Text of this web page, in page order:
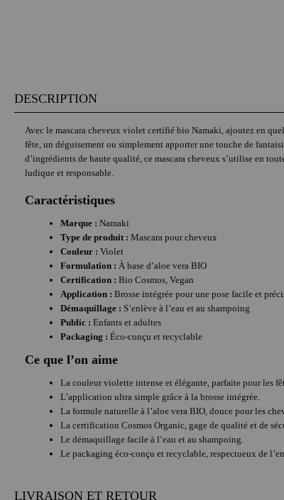
DESCRIPTION
Avec le mascara cheveux violet certifié bio Namaki, ajoutez en
fête, un déguisement ou simplement apporter une touche de
d’ingrédients de haute qualité, ce mascara cheveux s’utilise en
ludique et responsable.
Caractéristiques
Marque : Namaki
Type de produit : Mascara pour cheveux
Couleur : Violet
Formulation : À base d’aloe vera BIO
Certification : Bio Cosmos, Vegan
Application : Brosse intégrée pour une pose facile et
Démaquillage : S’enlève à l’eau et au shampoing
Public : Enfants et adultes
Packaging : Éco-conçu et recyclable
Ce que l’on aime
La couleur violette intense et élégante, parfaite pour les
L’application ultra simple grâce à la brosse intégrée.
La formule naturelle à l’aloe vera BIO, douce pour les
La certification Cosmos Organic, gage de qualité et de
Le démaquillage facile à l’eau et au shampoing.
Le packaging éco-conçu et recyclable, respectueux de
LIVRAISON ET RETOUR